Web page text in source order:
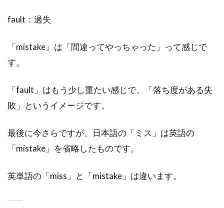
fault：過失
「mistake」は「間違ってやっちゃった」って感じで
す。
「fault」はもう少し重たい感じで、「落ち度がある失
敗」というイメージです。
最後に今さらですが、日本語の「ミス」は英語の
「mistake」を省略したものです。
英単語の「miss」と「mistake」は違います。